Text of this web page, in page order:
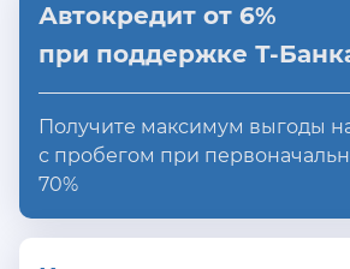
Автокредит от 6%
при поддержке Т-
Получите максимум выгоды
с пробегом при
70%